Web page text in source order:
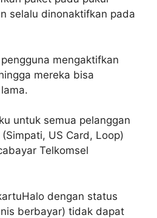
selalu dinonaktifkan pada
mengaktifkan
mereka bisa
untuk semua pelanggan
US Card, Loop)
Telkomsel
dengan status
berbayar) tidak dapat